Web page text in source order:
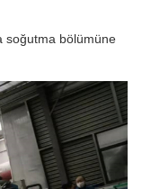
soğutma bölümüne